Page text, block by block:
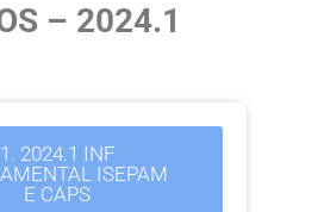
– 2024.1
1. 2024.1 INF
ISEPAM
E CAPS